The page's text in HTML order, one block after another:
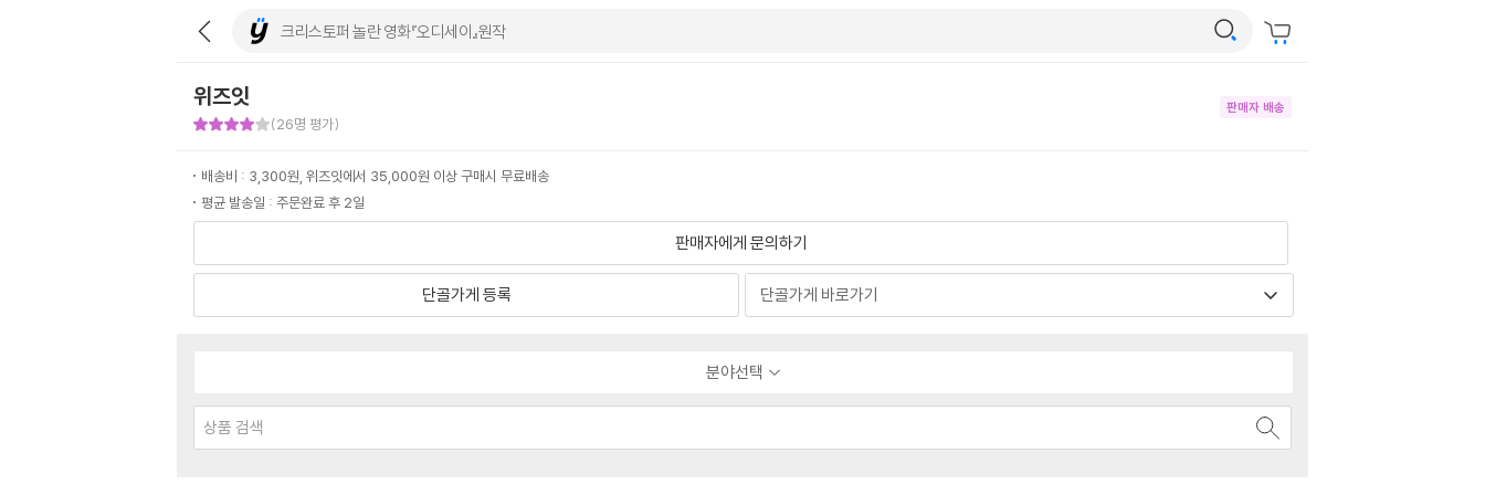
위즈잇
(26명 평가)
판매자 배송
배송비 : 3,300원, 위즈잇에서 35,000원 이상 구매시 무료배송
평균 발송일 : 주문완료 후 2일
판매자에게 문의하기
단골가게 등록
분야선택